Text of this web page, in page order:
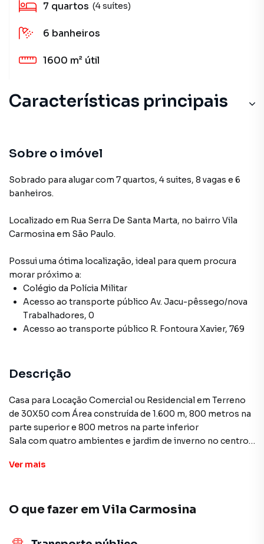
7 quartos (4 suítes)
6 banheiros
1600 m² útil
Características principais
Sobre o imóvel
Sobrado para alugar com 7 quartos, 4 suites, 8 vagas e 6
banheiros.
Localizado em Rua Serra De Santa Marta, no bairro Vila
Carmosina em São Paulo.
Possui uma ótima localização, ideal para quem procura
morar próximo a:
Colégio da Polícia Militar
Acesso ao transporte público Av. Jacu-pêssego/nova
Trabalhadores, 0
Acesso ao transporte público R. Fontoura Xavier, 769
Descrição
Casa para Locação Comercial ou Residencial em Terreno
de 30X50 com Área construída de 1.600 m, 800 metros na
parte superior e 800 metros na parte inferior
Sala com quatro ambientes e jardim de inverno no centro,
suítes com saída para varanda.
Condições para Locação .: Seguro Fiança ou Fiador.
Ver mais
O que fazer em Vila Carmosina